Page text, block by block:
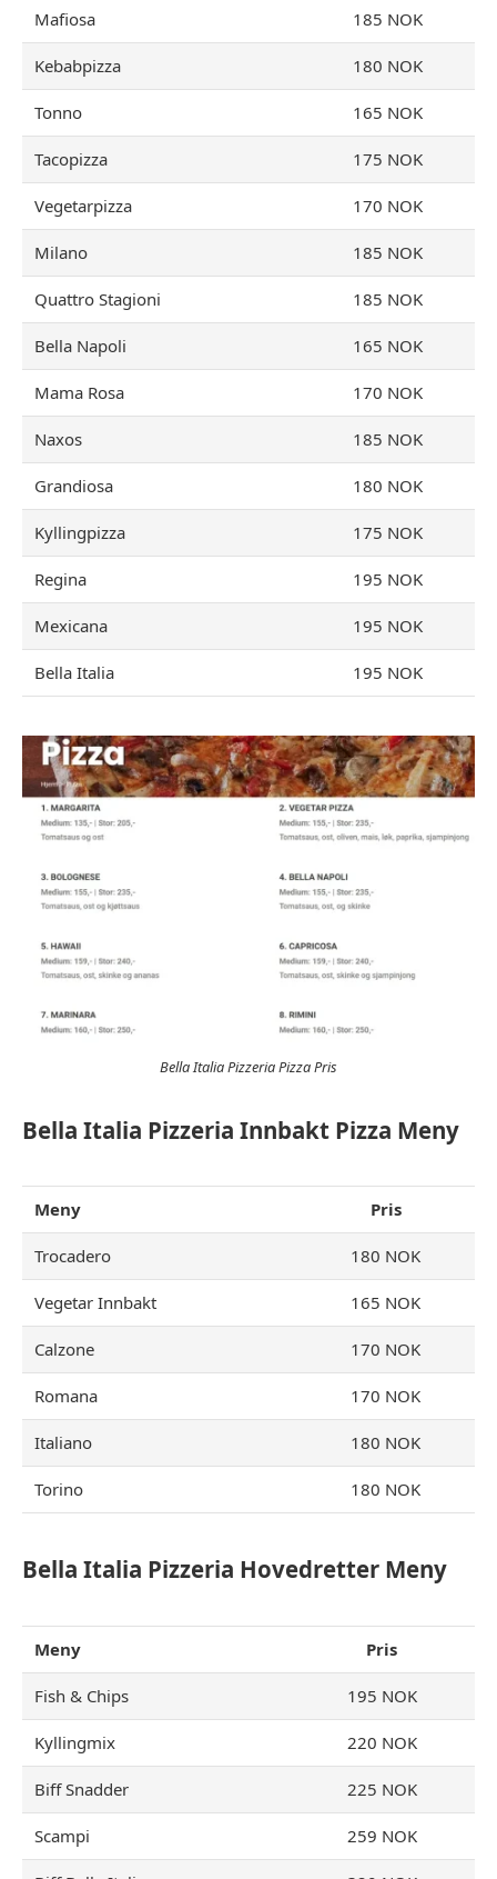
Mafiosa 185 NOK
Kebabpizza 180 NOK
Tonno 165 NOK
Tacopizza 175 NOK
Vegetarpizza 170 NOK
Milano 185 NOK
Quattro Stagioni 185 NOK
Bella Napoli 165 NOK
Mama Rosa 170 NOK
Naxos 185 NOK
Grandiosa 180 NOK
Kyllingpizza 175 NOK
Regina 195 NOK
Mexicana 195 NOK
Bella Italia 195 NOK
Bella Italia Pizzeria Pizza Pris
Bella Italia Pizzeria Innbakt Pizza Meny
Meny Pris
Trocadero 180 NOK
Vegetar Innbakt 165 NOK
Calzone 170 NOK
Romana 170 NOK
Italiano 180 NOK
Torino 180 NOK
Bella Italia Pizzeria Hovedretter Meny
Meny Pris
Fish & Chips 195 NOK
Kyllingmix 220 NOK
Biff Snadder 225 NOK
Scampi 259 NOK